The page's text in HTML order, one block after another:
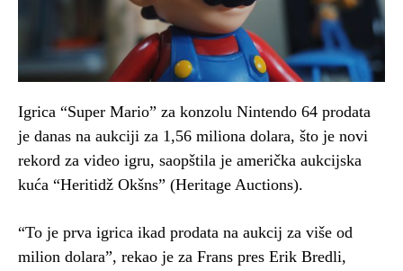
Igrica “Super Mario” za konzolu Nintendo 64 prodata
je danas na aukciji za 1,56 miliona dolara, što je novi
rekord za video igru, saopštila je američka aukcijska
kuća “Heritidž Okšns” (Heritage Auctions).
“To je prva igrica ikad prodata na aukcij za više od
milion dolara”, rekao je za Frans pres Erik Bredli,